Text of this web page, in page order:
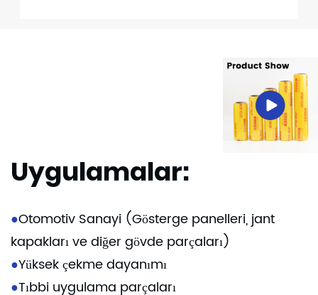
Uygulamalar:
●Otomotiv Sanayi (Gösterge panelleri, jant
kapakları ve diğer gövde parçaları)
●Yüksek çekme dayanımı
●Tıbbi uygulama parçaları